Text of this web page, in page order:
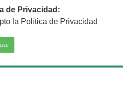
de Privacidad:
la Política de Privacidad